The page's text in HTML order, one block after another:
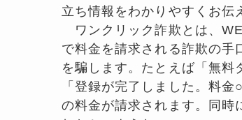
立ち情報をわかりやすくお伝
ワンクリック詐欺とは、
で料金を請求される詐欺の手
を騙します。たとえば「無料
「登録が完了しました。料
の料金が請求されます。同時